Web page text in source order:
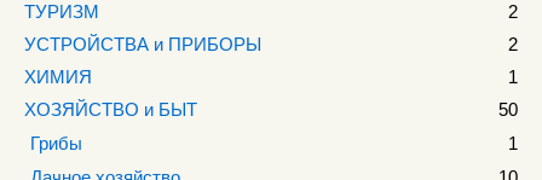
ТУРИЗМ
2
УСТРОЙСТВА и ПРИБОРЫ
2
ХИМИЯ
1
ХОЗЯЙСТВО и БЫТ
50
Грибы
1